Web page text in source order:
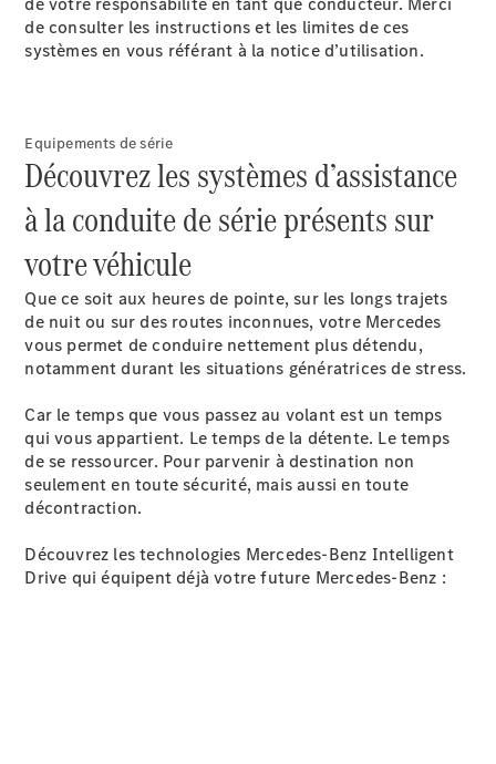
Berline
EQE
Électrique
Classe E
Classe S
Classe S
Limousine
Mercedes-
Maybach
Classe S
Nouveau
Trouvez un
neuf en
stock
Configurez
votre
véhicule
de consulter les instructions et les limites de ces
systèmes en vous référant à la notice d’utilisation.
Equipements de série
Découvrez les systèmes d’assistance
à la conduite de série présents sur
votre véhicule
Que ce soit aux heures de pointe, sur les longs trajets
de nuit ou sur des routes inconnues, votre Mercedes
vous permet de conduire nettement plus détendu,
notamment durant les situations génératrices de stress.
Car le temps que vous passez au volant est un temps
qui vous appartient. Le temps de la détente. Le temps
de se ressourcer. Pour parvenir à destination non
seulement en toute sécurité, mais aussi en toute
décontraction.
Découvrez les technologies Mercedes-Benz Intelligent
Drive qui équipent déjà votre future Mercedes-Benz :